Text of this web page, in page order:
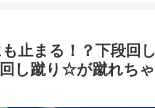
止まる！？下段回し
し蹴り☆が蹴れちゃ